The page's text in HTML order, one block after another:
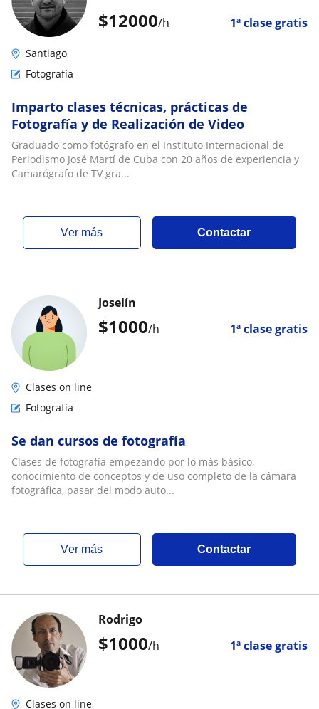
$12000/h 1ª clase gratis
Santiago
Fotografía
Imparto clases técnicas, prácticas de
Fotografía y de Realización de Video
Graduado como fotógrafo en el Instituto Internacional de
Periodismo José Martí de Cuba con 20 años de experiencia y
Camarógrafo de TV gra...
ver más Contactar
$1000/h 1ª clase gratis
Joselín
Clases on line
Fotografía
Se dan cursos de fotografía
Clases de fotografía empezando por lo más básico,
conocimiento de conceptos y de uso completo de la cámara
fotográfica, pasar del modo auto...
ver más Contactar
$1000/h 1ª clase gratis
Rodrigo
Clases on line